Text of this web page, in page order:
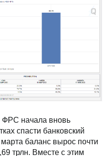
ставки ФРС на